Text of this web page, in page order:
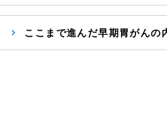
ここまで進んだ早期胃がんの